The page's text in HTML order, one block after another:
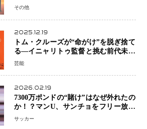
なるBEVモデルを初設定
その他
2025.12.19
トム・クルーズが“命がけ”を脱ぎ捨て
る―イニャリトゥ監督と挑む前代未聞
の大惨事コメディ「DIGGER ディガ
芸能
2026.02.19
7300万ポンドの“賭け”はなぜ外れたの
か！？マンU、サンチョをフリー放出
へ・・・補強戦略の転換点に
サッカー